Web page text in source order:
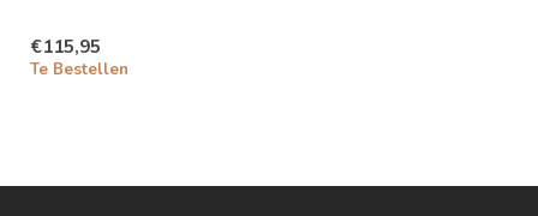
€115,95
Te Bestellen